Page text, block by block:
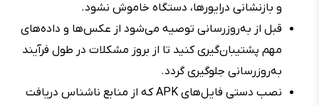
و بازنشانی درایورها، دستگاه خاموش نشود.
قبل از به‌روزرسانی توصیه می‌شود از عکس‌ها و داده‌های
مهم پشتیبان‌گیری کنید تا از بروز مشکلات در طول فرآیند
به‌روزرسانی جلوگیری گردد.
نصب دستی فایل‌های APK که از منابع ناشناس دریافت